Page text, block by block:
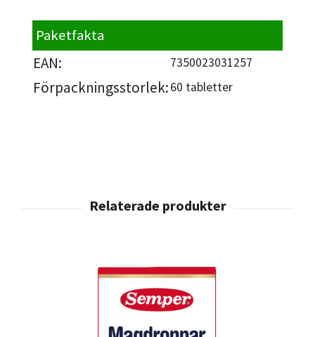
Paketfakta
EAN: 7350023031257
Förpackningsstorlek:60 tabletter